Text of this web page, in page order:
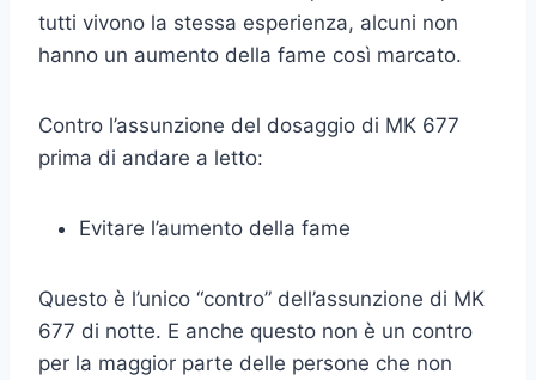
tutti vivono la stessa esperienza, alcuni non
hanno un aumento della fame così marcato.
Contro l’assunzione del dosaggio di MK 677
prima di andare a letto:
Evitare l’aumento della fame
Questo è l’unico “contro” dell’assunzione di MK
677 di notte. E anche questo non è un contro
per la maggior parte delle persone che non